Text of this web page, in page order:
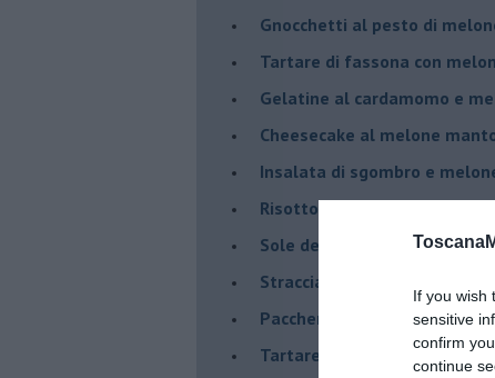
If you wish
sensitive
confirm
continue
Gnocchetti al pesto di
Tartare di fassona con
Gelatine al cardamomo e
Cheesecake al melone
Insalata di sgombro e
Risotto al Melone
Sole del sud con riduzione di
Stracciatella di Andria con
Paccheri con scarola,
Tartare di luccioperca con